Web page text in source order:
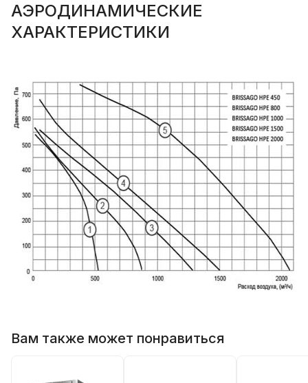
АЭРОДИНАМИЧЕСКИЕ
ХАРАКТЕРИСТИКИ
Вам также может понравиться